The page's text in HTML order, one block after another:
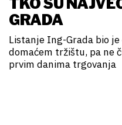
TKO SU
GRADA
Listanje Ing-Grada bio
domaćem tržištu, pa ne
prvim danima trgovanja